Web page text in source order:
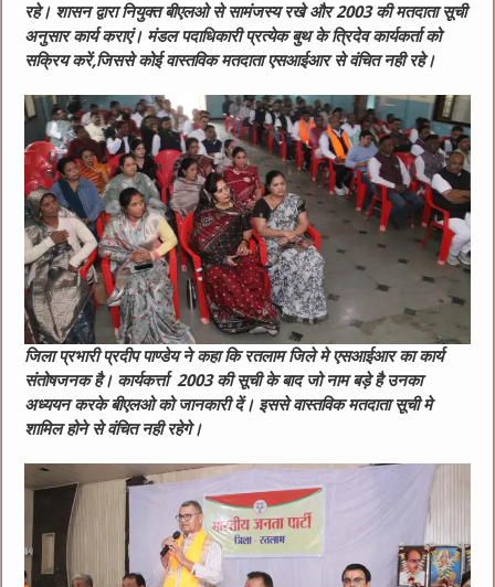
रहे। शासन द्वारा नियुक्त बीएलओ से सामंजस्य रखे और 2003 की मतदाता सूची
अनुसार कार्य कराएं। मंडल पदाधिकारी प्रत्येक बुथ के त्रिदेव कार्यकर्ता को
सक्रिय करें,जिससे कोई वास्तविक मतदाता एसआईआर से वंचित नही रहे।
जिला प्रभारी प्रदीप पाण्डेय ने कहा कि रतलाम जिले मे एसआईआर का कार्य
संतोषजनक है। कार्यकर्त्ता 2003 की सूची के बाद जो नाम बड़े है उनका
अध्ययन करके बीएलओ को जानकारी दें। इससे वास्तविक मतदाता सूची मे
शामिल होने से वंचित नही रहेगे।